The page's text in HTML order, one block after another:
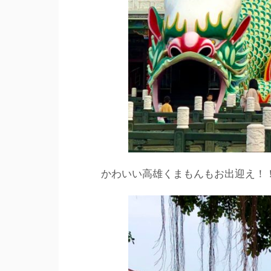
かわいい高雄くまもんもお出迎え！